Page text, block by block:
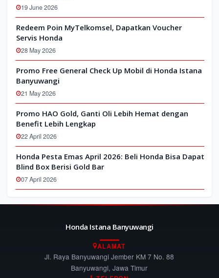
19 June 2026
Redeem Poin MyTelkomsel, Dapatkan Voucher
Servis Honda
28 May 2026
Promo Free General Check Up Mobil di Honda Istana
Banyuwangi
21 May 2026
Promo HAO Gold, Ganti Oli Lebih Hemat dengan
Benefit Lebih Lengkap
22 April 2026
Honda Pesta Emas April 2026: Beli Honda Bisa Dapat
Blind Box Berisi Gold Bar
07 April 2026
Honda Istana Banyuwangi
ALAMAT
Jl. Raya Banyuwangi Jember KM 7 No. 88
Banyuwangi, Jawa Timur